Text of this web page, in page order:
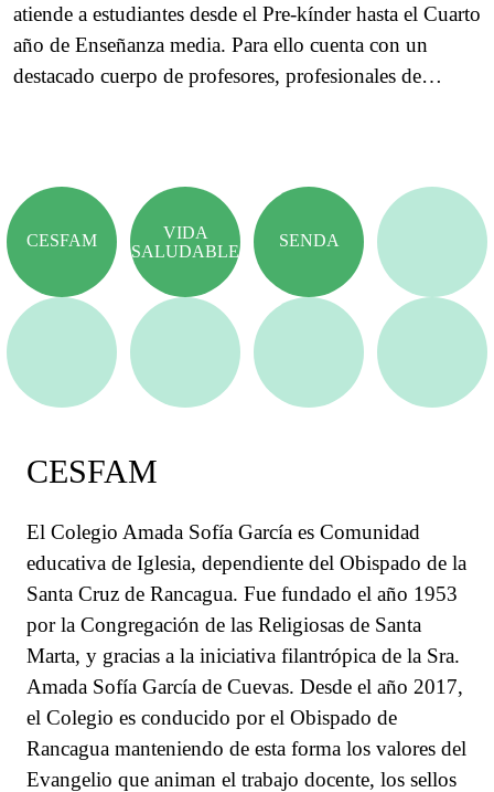
atiende a estudiantes desde el Pre-kínder hasta el Cuarto
año de Enseñanza media. Para ello cuenta con un
destacado cuerpo de profesores, profesionales de…
CESFAM
VIDA
SALUDABLE
SENDA
CESFAM
El Colegio Amada Sofía García es Comunidad
educativa de Iglesia, dependiente del Obispado de la
Santa Cruz de Rancagua. Fue fundado el año 1953
por la Congregación de las Religiosas de Santa
Marta, y gracias a la iniciativa filantrópica de la Sra.
Amada Sofía García de Cuevas. Desde el año 2017,
el Colegio es conducido por el Obispado de
Rancagua manteniendo de esta forma los valores del
Evangelio que animan el trabajo docente, los sellos